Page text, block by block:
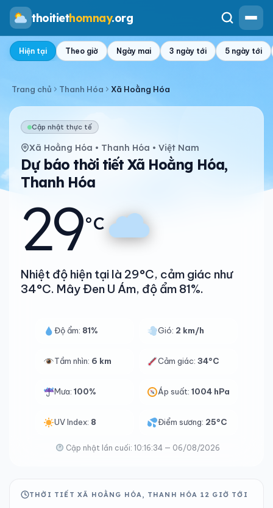
thoitiethomnay.org
Hiện tại Theo giờ Ngày mai 3 ngày tới 5 ngày tới
Trang chủ Thanh Hóa Xã Hoằng Hóa
Cập nhật thực tế
Xã Hoằng Hóa • Thanh Hóa • Việt Nam
Dự báo thời tiết Xã Hoằng Hóa,
Thanh Hóa
29°C
Nhiệt độ hiện tại là 29°C, cảm giác như
34°C. Mây Đen U Ám, độ ẩm 81%.
Độ ẩm: 81% Gió: 2 km/h
Tầm nhìn: 6 km Cảm giác:34°C
Mưa: 100% Áp suất:1004 hPa
UV Index: 8 Điểm sương: 25°C
Cập nhật lần cuối: 10:16:34 — 06/08/2026
THỜI TIẾT XÃ HOẰNG HÓA, THANH HÓA 12 GIỜ TỚI